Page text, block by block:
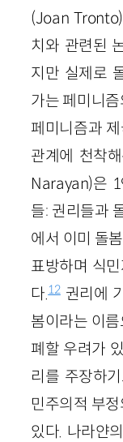
(Joan Tronto)
치와 관련된
지만 실제로
가는 페미니
페미니즘과
관계에 천착
Narayan)은
들: 권리들과
에서 이미 돌
표방하며 식
다.12권리에
봄이라는 이
폐할 우려가
리를 주장하
민주의적 부
있다. 나라얀